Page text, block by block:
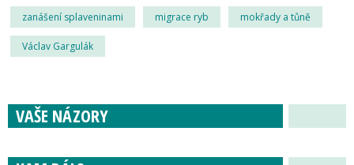
zanášení splaveninami migrace ryb mokřady a tůně
Václav Gargulák
VAŠE NÁZORY